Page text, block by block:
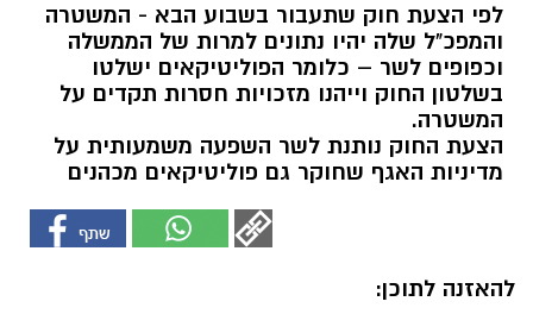
לפי הצעת חוק שתעבור בשבוע הבא - המשטרה
והמפכ"ל שלה יהיו נתונים למרות של הממשלה
וכפופים לשר – כלומר הפוליטיקאים ישלטו
בשלטון החוק וייהנו מזכויות חסרות תקדים על
המשטרה.
הצעת החוק נותנת לשר השפעה משמעותית על
מדיניות האגף שחוקר גם פוליטיקאים מכהנים
להאזנה לתוכן: